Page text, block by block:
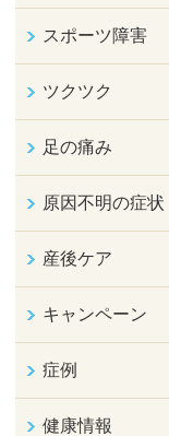
スポーツ障害
ツクツク
足の痛み
原因不明の症状
産後ケア
キャンペーン
症例
健康情報